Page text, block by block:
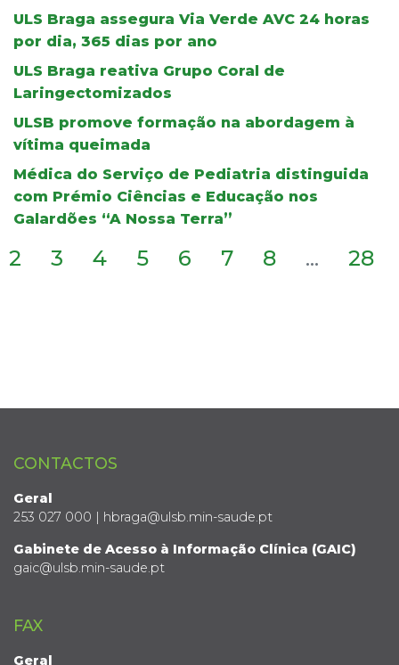
ULS Braga assegura Via Verde AVC 24 horas
por dia, 365 dias por ano
ULS Braga reativa Grupo Coral de
Laringectomizados
ULSB promove formação na abordagem à
vítima queimada
Médica do Serviço de Pediatria distinguida
com Prémio Ciências e Educação nos
Galardões “A Nossa Terra”
2 3 4 5 6 7 8 ... 28
CONTACTOS
Geral
253 027 000 | hbraga@ulsb.min-saude.pt
Gabinete de Acesso à Informação Clínica (GAIC)
gaic@ulsb.min-saude.pt
FAX
Geral